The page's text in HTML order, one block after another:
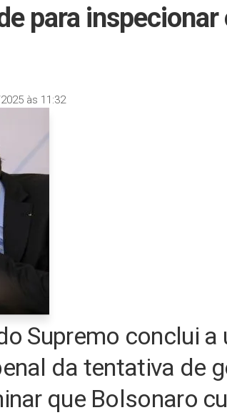
para inspecionar
às 11:32
Supremo conclui a
da tentativa de
que Bolsonaro